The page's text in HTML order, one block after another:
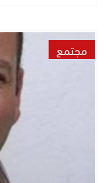
مجتمع